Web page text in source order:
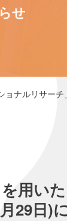
せ
ナルリサー
用い
29日)